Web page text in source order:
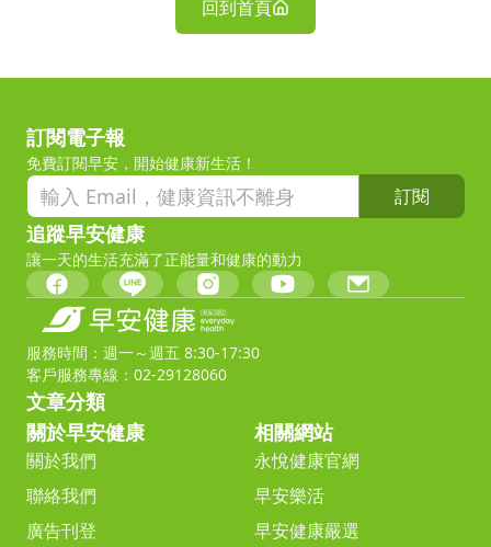
回到首頁
訂閱電子報
免費訂閱早安，開始健康新生活！
訂閱
追蹤早安健康
讓一天的生活充滿了正能量和健康的動力
服務時間：週一～週五 8:30-17:30
客戶服務專線：02-29128060
文章分類
關於早安健康
關於我們
聯絡我們
廣告刊登
相關網站
永悅健康官網
早安樂活
早安健康嚴選